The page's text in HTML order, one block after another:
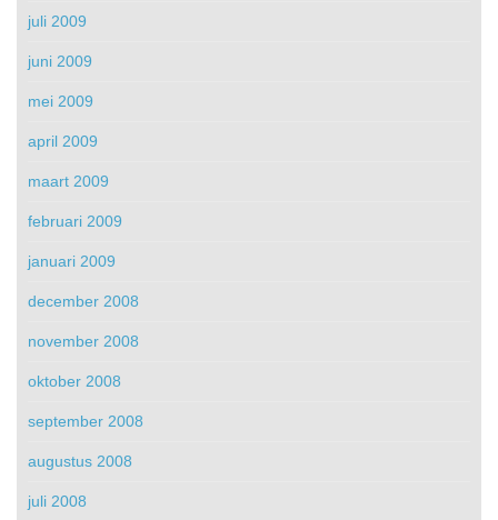
juli 2009
juni 2009
mei 2009
april 2009
maart 2009
februari 2009
januari 2009
december 2008
november 2008
oktober 2008
september 2008
augustus 2008
juli 2008